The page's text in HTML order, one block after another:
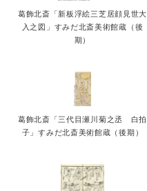
葛飾北斎「新板浮絵三芝居顔見世大
入之図」すみだ北斎美術館蔵（後
期）
葛飾北斎「三代目瀬川菊之丞 白拍
子」すみだ北斎美術館蔵（後期）